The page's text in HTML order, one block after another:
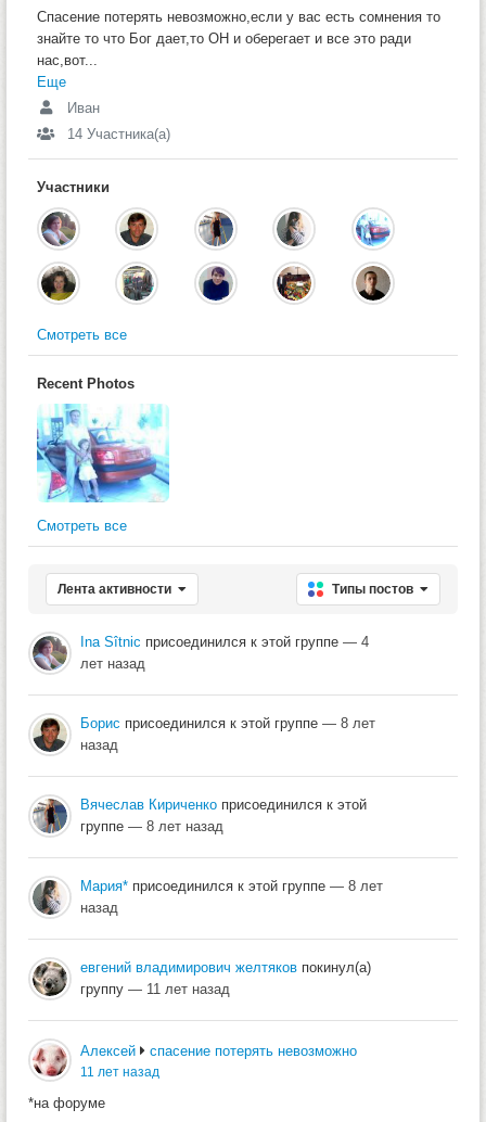
Спасение потерять невозможно,если у вас есть сомнения то
знайте то что Бог дает,то ОН и оберегает и все это ради
нас,вот...
Еще
Иван
14 Участника(а)
Участники
Смотреть все
Recent Photos
Смотреть все
Лента активности Типы постов
Ina Sîtnic присоединился к этой группе — 4
лет назад
Борис присоединился к этой группе — 8 лет
назад
Вячеслав Кириченко присоединился к этой
группе — 8 лет назад
Мария* присоединился к этой группе — 8 лет
назад
евгений владимирович желтяков покинул(а)
группу — 11 лет назад
Алексей спасение потерять невозможно
11 лет назад
*на форуме